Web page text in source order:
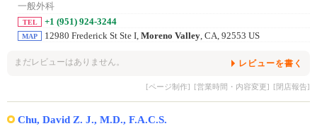
一般外科
TEL +1 (951) 924-3244
MAP 12980 Frederick St Ste I, Moreno Valley , CA, 92553 US
まだレビューはありません。 レビューを書く
[ページ制作] [営業時間・内容変更] [閉店報告]
Chu, David Z. J., M.D., F.A.C.S.